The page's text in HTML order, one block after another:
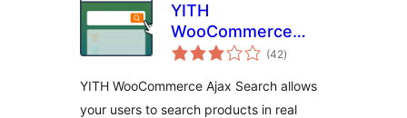
YITH
WooCommerce
Ajax Search (42total
aprecieri
)
YITH WooCommerce Ajax Search allows
your users to search products in real